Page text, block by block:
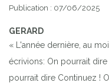
Publication : 07/06/2025
GERARD
« L'année dernière, au
écrivions: On pourrait
pourrait dire Continuez !